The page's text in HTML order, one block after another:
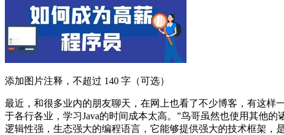
汇
总
添加图片注释，不超过 140 字（可选）
最近，和很多业内的朋友聊天，在网上也看了不少博客，有这样
于各行各业，学习Java的时间成本太高。”鸟哥虽然也使用其他
逻辑性强，生态强大的编程语言，它能够提供强大的技术框架，